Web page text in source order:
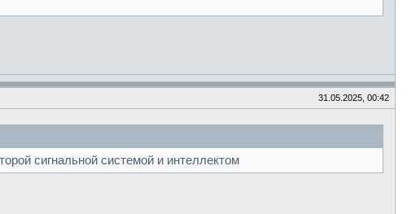
31.05.2025, 00:42
сигнальной системой и интеллектом